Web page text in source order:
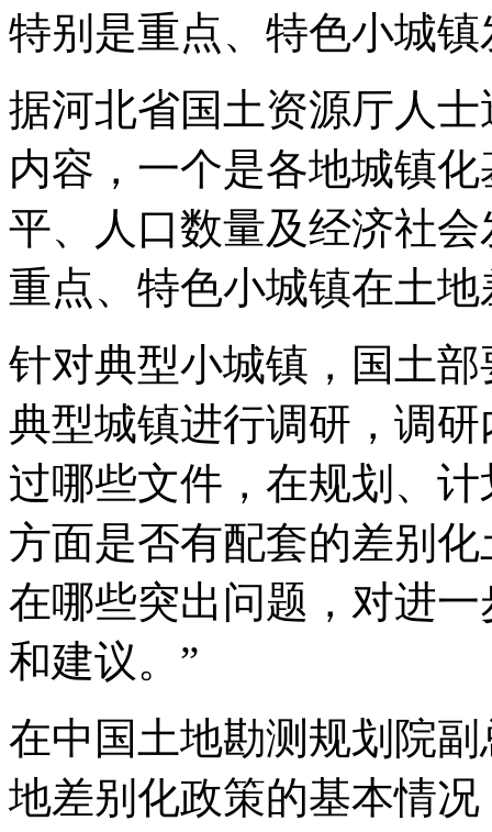
特别是重点、特色小城
据河北省国土资源厅人
内容，一个是各地城镇
平、人口数量及经济社
重点、特色小城镇在土
针对典型小城镇，国土
典型城镇进行调研，调
过哪些文件，在规划、
方面是否有配套的差别
在哪些突出问题，对进
和建议。”
在中国土地勘测规划院
地差别化政策的基本情